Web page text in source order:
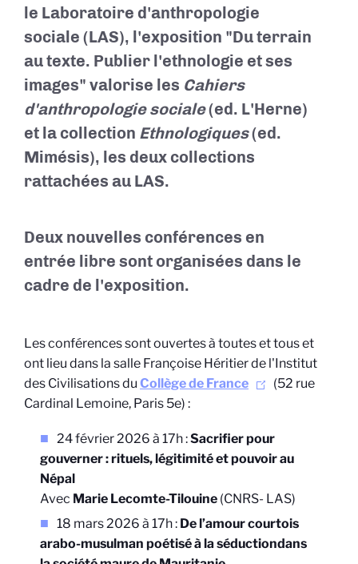
le Laboratoire d'anthropologie
sociale (LAS), l'exposition "Du terrain
au texte. Publier l'ethnologie et ses
images" valorise les Cahiers
d'anthropologie sociale(ed. L'Herne)
et la collection Ethnologiques(ed.
Mimésis), les deux collections
rattachées au LAS.
Deux nouvelles conférences en
entrée libre sont organisées dans le
cadre de l'exposition.
Les conférences sont ouvertes à toutes et tous et
ont lieu dans la salle Françoise Héritier de l'Institut
des Civilisations du Collège de France
(52 rue
Cardinal Lemoine, Paris 5e) :
24 février 2026 à 17h :Sacrifier pour
gouverner : rituels, légitimité et pouvoir au
Népal
Avec Marie Lecomte-Tilouine (CNRS- LAS)
18 mars 2026 à 17h : De l’amour courtois
arabo-musulman poétisé à la séductiondans